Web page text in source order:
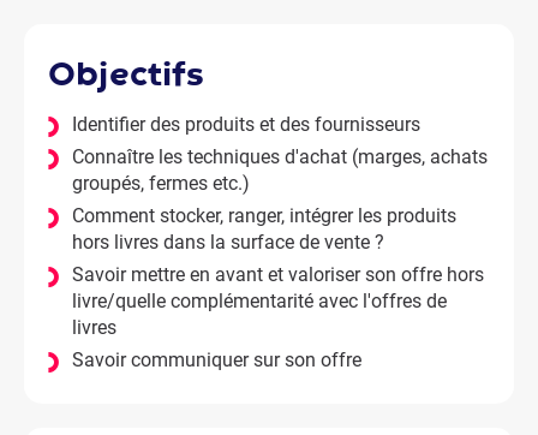
objectifs
Identifier des produits et des fournisseurs
Connaître les techniques d'achat (marges, achats
groupés, fermes etc.)
Comment stocker, ranger, intégrer les produits
hors livres dans la surface de vente ?
Savoir mettre en avant et valoriser son offre hors
livre/quelle complémentarité avec l'offres de
livres
Savoir communiquer sur son offre